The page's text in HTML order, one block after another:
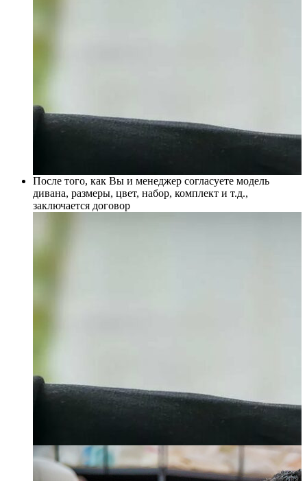
После того, как Вы и менеджер согласуете модель
дивана, размеры, цвет, набор, комплект и т.д.,
заключается договор